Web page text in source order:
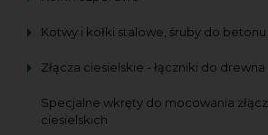
Kotwy i kołki stalowe, śruby do betonu
Złącza ciesielskie - łączniki do drewna
Specjalne wkręty do mocowania złącz
ciesielskich